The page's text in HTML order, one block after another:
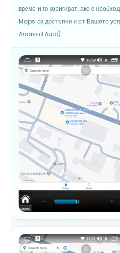
време и го коригират, ако е
Maps са достъпни и от Вашето
Android Auto).